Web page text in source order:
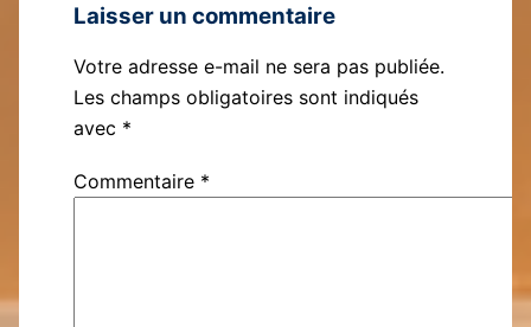
Laisser un commentaire
Votre adresse e-mail ne sera pas publiée.
Les champs obligatoires sont indiqués
avec *
Commentaire *